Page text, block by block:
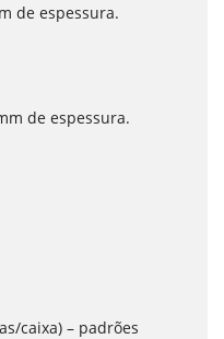
de espessura.
de espessura.
caixa) – padrões